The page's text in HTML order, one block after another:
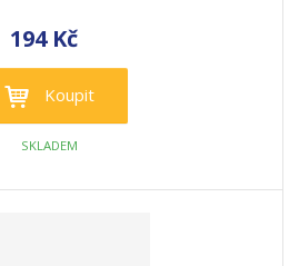
194 Kč
Koupit
SKLADEM